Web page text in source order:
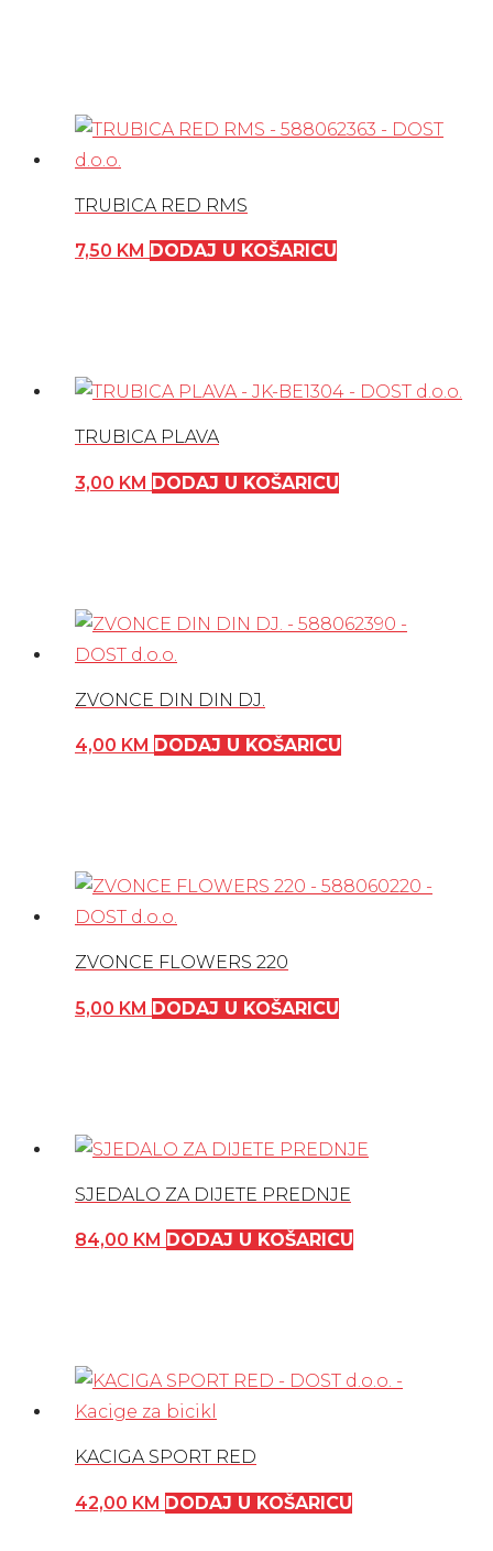
TRUBICA RED RMS
7,50 KM DODAJ U KOŠARICU
TRUBICA PLAVA
3,00 KM DODAJ U KOŠARICU
ZVONCE DIN DIN DJ.
4,00 KM DODAJ U KOŠARICU
ZVONCE FLOWERS 220
5,00 KM DODAJ U KOŠARICU
SJEDALO ZA DIJETE PREDNJE
84,00 KM DODAJ U KOŠARICU
KACIGA SPORT RED
42,00 KM DODAJ U KOŠARICU